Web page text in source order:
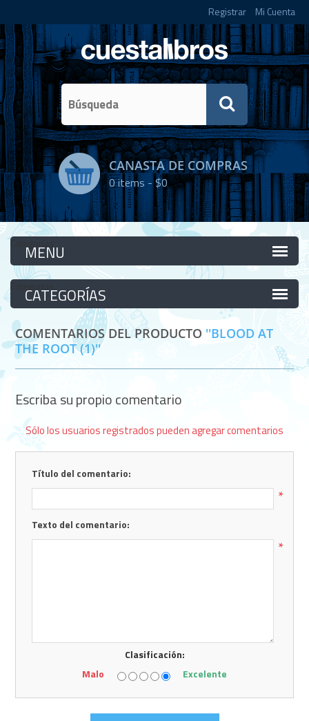
Registrar Mi Cuenta
CANASTA DE COMPRAS
0items -$0
Categorías
Categorías
COMENTARIOS DEL PRODUCTO
BLOOD AT
THE ROOT (1)
Escriba su propio comentario
Sólo los usuarios registrados pueden agregar comentarios
Título del comentario:
*
Texto del comentario:
*
Clasificación:
Malo
Excelente